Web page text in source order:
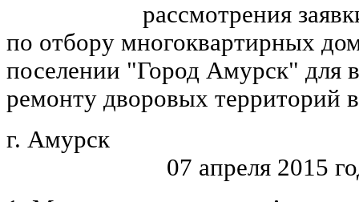
рассмотрения
по отбору многоквартирных
поселении "Город Амурск" для
ремонту дворовых территорий
г.
07 апреля 2015